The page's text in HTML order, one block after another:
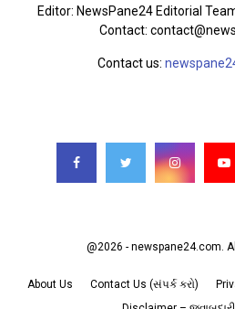
Editor: NewsPane24 Editorial
Contact:
Contact us:
@2026 - newspane24.com.
About Us Contact Us (સંપર્ક કરો)